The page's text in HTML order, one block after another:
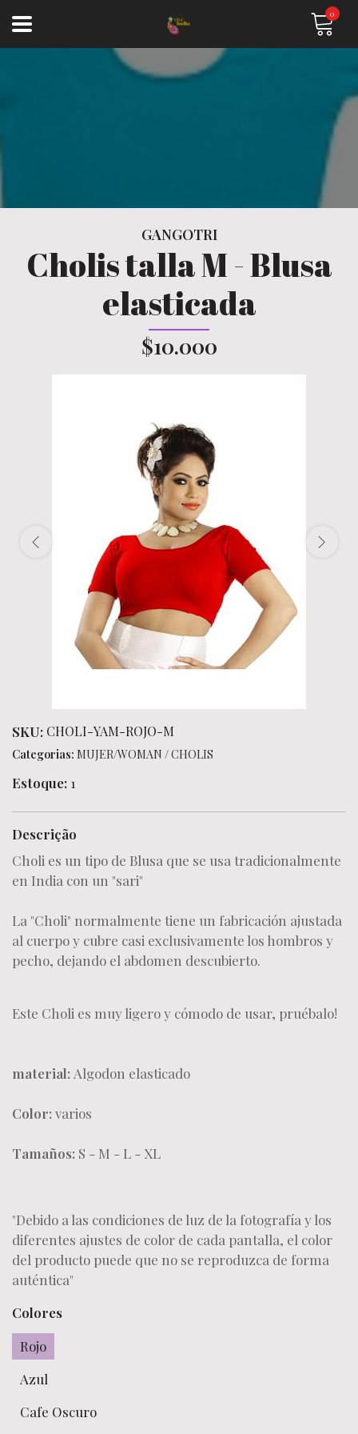
0
GANGOTRI
Cholis talla M - Blusa
elasticada
$10.000
SKU: CHOLI-YAM-ROJO-M
Categorias: MUJER/WOMAN /CHOLIS
Estoque: 1
Descrição
Choli es un tipo de Blusa que se usa tradicionalmente
en India con un "sari"
La "Choli" normalmente tiene un fabricación ajustada
al cuerpo y cubre casi exclusivamente los hombros y
pecho, dejando el abdomen descubierto.
Este Choli es muy ligero y cómodo de usar, pruébalo!
material: Algodon elasticado
Color:varios
Tamaños: S - M - L - XL
"Debido a las condiciones de luz de la fotografía y los
diferentes ajustes de color de cada pantalla, el color
del producto puede que no se reproduzca de forma
auténtica"
Colores
Rojo
Azul
Cafe Oscuro